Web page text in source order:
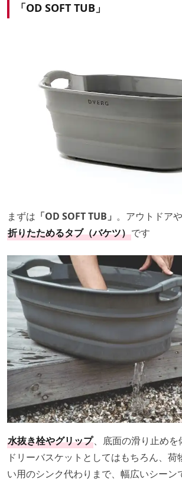
「OD SOFT TUB」
まずは 「OD SOFT TUB」 。アウトドア
折りたためるタブ（バケツ）です
水抜き栓やグリップ、底面の滑り止め
ドリーバスケットとしてはもちろん、
い用のシンク代わりまで、幅広いシーン